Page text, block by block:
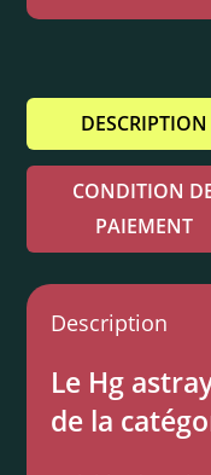
DESCRIPTION
CONDITION
PAIEMENT
Description
Le Hg
de la